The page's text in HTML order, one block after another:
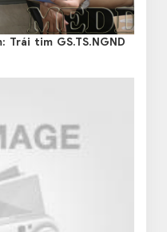
tim GS.TS.NGND